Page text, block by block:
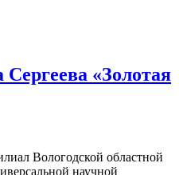
«Золотая
Вологодской областной
научной